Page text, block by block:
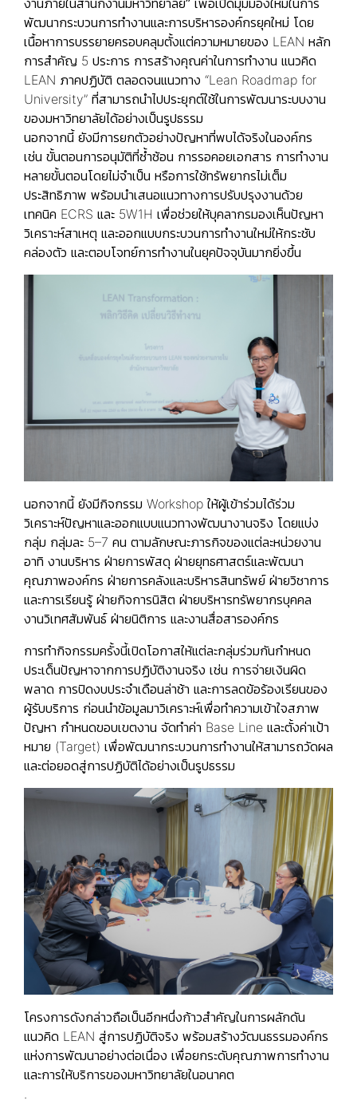
งานภายในสำนักงานมหาวิทยาลัย” เพื่อเปิดมุมมองใหม่ในการ
พัฒนากระบวนการทำงานและการบริหารองค์กรยุคใหม่ โดย
เนื้อหาการบรรยายครอบคลุมตั้งแต่ความหมายของ LEAN หลัก
การสำคัญ 5 ประการ การสร้างคุณค่าในการทำงาน แนวคิด
LEAN ภาคปฏิบัติ ตลอดจนแนวทาง “Lean Roadmap for
University” ที่สามารถนำไปประยุกต์ใช้ในการพัฒนาระบบงาน
ของมหาวิทยาลัยได้อย่างเป็นรูปธรรม
นอกจากนี้ ยังมีการยกตัวอย่างปัญหาที่พบได้จริงในองค์กร
เช่น ขั้นตอนการอนุมัติที่ซ้ำซ้อน การรอคอยเอกสาร การทำงาน
หลายขั้นตอนโดยไม่จำเป็น หรือการใช้ทรัพยากรไม่เต็ม
ประสิทธิภาพ พร้อมนำเสนอแนวทางการปรับปรุงงานด้วย
เทคนิค ECRS และ 5W1H เพื่อช่วยให้บุคลากรมองเห็นปัญหา
วิเคราะห์สาเหตุ และออกแบบกระบวนการทำงานใหม่ให้กระชับ
คล่องตัว และตอบโจทย์การทำงานในยุคปัจจุบันมากยิ่งขึ้น
นอกจากนี้ ยังมีกิจกรรม Workshop ให้ผู้เข้าร่วมได้ร่วม
วิเคราะห์ปัญหาและออกแบบแนวทางพัฒนางานจริง โดยแบ่ง
กลุ่ม กลุ่มละ 5–7 คน ตามลักษณะภารกิจของแต่ละหน่วยงาน
อาทิ งานบริหาร ฝ่ายการพัสดุ ฝ่ายยุทธศาสตร์และพัฒนา
คุณภาพองค์กร ฝ่ายการคลังและบริหารสินทรัพย์ ฝ่ายวิชาการ
และการเรียนรู้ ฝ่ายกิจการนิสิต ฝ่ายบริหารทรัพยากรบุคคล
งานวิเทศสัมพันธ์ ฝ่ายนิติการ และงานสื่อสารองค์กร
การทำกิจกรรมครั้งนี้เปิดโอกาสให้แต่ละกลุ่มร่วมกันกำหนด
ประเด็นปัญหาจากการปฏิบัติงานจริง เช่น การจ่ายเงินผิด
พลาด การปิดงบประจำเดือนล่าช้า และการลดข้อร้องเรียนของ
ผู้รับบริการ ก่อนนำข้อมูลมาวิเคราะห์เพื่อทำความเข้าใจสภาพ
ปัญหา กำหนดขอบเขตงาน จัดทำค่า Base Line และตั้งค่าเป้า
หมาย (Target) เพื่อพัฒนากระบวนการทำงานให้สามารถวัดผล
และต่อยอดสู่การปฏิบัติได้อย่างเป็นรูปธรรม
โครงการดังกล่าวถือเป็นอีกหนึ่งก้าวสำคัญในการผลักดัน
แนวคิด LEAN สู่การปฏิบัติจริง พร้อมสร้างวัฒนธรรมองค์กร
แห่งการพัฒนาอย่างต่อเนื่อง เพื่อยกระดับคุณภาพการทำงาน
และการให้บริการของมหาวิทยาลัยในอนาคต